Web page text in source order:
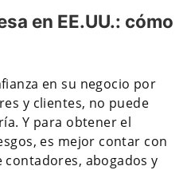
en EE.UU.: cómo
en su negocio por
y clientes, no puede
Y para obtener el
es mejor contar con
abogados y